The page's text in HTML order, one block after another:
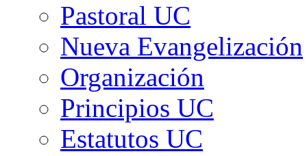
Pastoral UC
Nueva Evangelización
Organización
Principios UC
Estatutos UC